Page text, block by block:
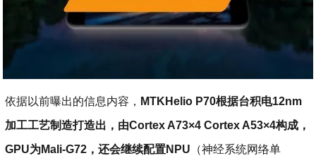
依据以前曝出的信息内容， MTKHelio P70根据台积电12nm
加工工艺制造打造出，由Cortex A73×4 Cortex A53×4构成，
GPU为Mali-G72，还会继续配置NPU （神经系统网络单